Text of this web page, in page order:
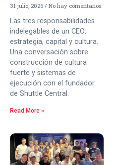
31 julio, 2026 No hay comentarios
Las tres responsabilidades
indelegables de un CEO:
estrategia, capital y cultura.
Una conversación sobre
construcción de cultura
fuerte y sistemas de
ejecución con el fundador
de Shuttle Central.
Read More »